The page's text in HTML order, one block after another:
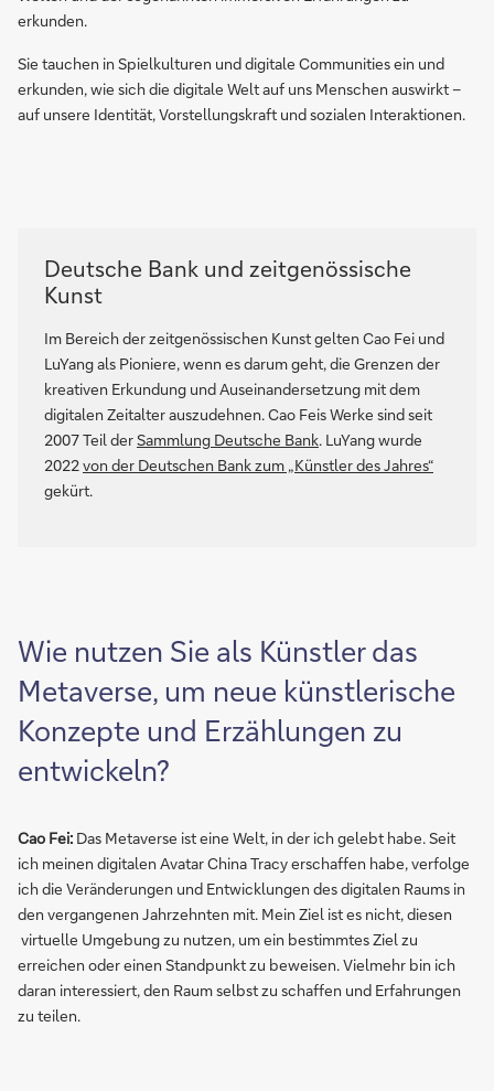
erkunden.
Sie tauchen in Spielkulturen und digitale Communities ein und
erkunden, wie sich die digitale Welt auf uns Menschen auswirkt –
auf unsere Identität, Vorstellungskraft und sozialen Interaktionen.
Deutsche Bank und zeitgenössische
Kunst
Im Bereich der zeitgenössischen Kunst gelten Cao Fei und
LuYang als Pioniere, wenn es darum geht, die Grenzen der
kreativen Erkundung und Auseinandersetzung mit dem
digitalen Zeitalter auszudehnen. Cao Feis Werke sind seit
2007 Teil derSammlung Deutsche Bank. LuYang wurde
2022von der Deutschen Bank zum „Künstler des Jahres“
gekürt.
Wie nutzen Sie als Künstler das
Metaverse, um neue künstlerische
Konzepte und Erzählungen zu
entwickeln?
Cao Fei: Das Metaverse ist eine Welt, in der ich gelebt habe. Seit
ich meinen digitalen Avatar China Tracy erschaffen habe, verfolge
ich die Veränderungen und Entwicklungen des digitalen Raums in
den vergangenen Jahrzehnten mit. Mein Ziel ist es nicht, diesen
virtuelle Umgebung zu nutzen, um ein bestimmtes Ziel zu
erreichen oder einen Standpunkt zu beweisen. Vielmehr bin ich
daran interessiert, den Raum selbst zu schaffen und Erfahrungen
zu teilen.